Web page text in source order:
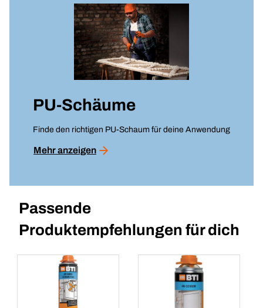
PU-Schäume
Finde den richtigen PU-Schaum für deine Anwendung
Mehr anzeigen
Passende
Produktempfehlungen für dich